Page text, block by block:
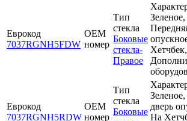
Еврокод
7037RGNH5FDW
OEM
номер
Тип
стекла
Боковые
стекла-
Правое
Зеленое,
Хетчбек,
Еврокод
7037RGNH5RDW
OEM
номер
Тип
стекла
Боковые
дверь
На